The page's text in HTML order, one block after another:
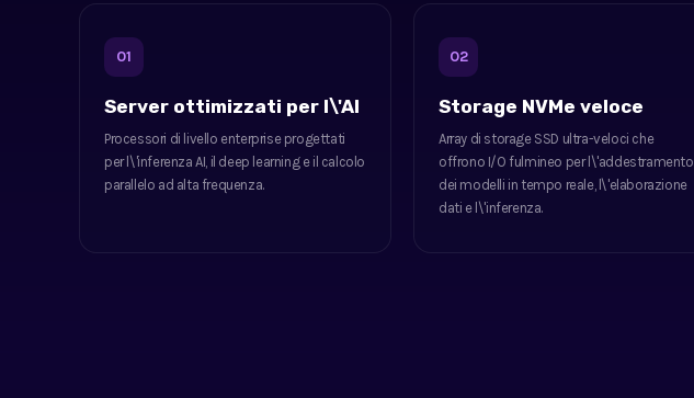
01
Server ottimizzati per l\'AI
Processori di livello enterprise progettati
per l\'inferenza AI, il deep learning e il calcolo
parallelo ad alta frequenza.
02
Storage NVMe veloce
Array di storage SSD ultra-veloci che
offrono I/O fulmineo per l\'addestramento
dei modelli in tempo reale, l\'elaborazione
dati e l\'inferenza.